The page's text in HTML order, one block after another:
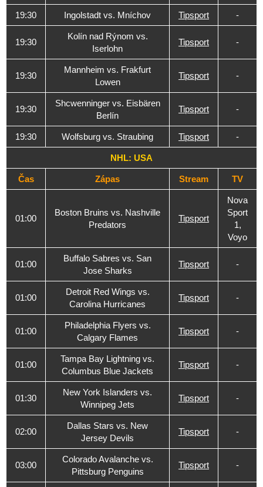
19:30 Ingolstadt vs. Mníchov Tipsport -
19:30
Kolín nad Rýnom vs.
Iserlohn
Tipsport -
19:30
Mannheim vs. Frakfurt
Lowen
Tipsport -
19:30
Shcwenninger vs. Eisbären
Berlín
Tipsport -
19:30 Wolfsburg vs. Straubing Tipsport -
NHL: USA
Čas Zápas Stream TV
01:00
Boston Bruins vs. Nashville
Predators
Tipsport
Nova
Sport
1,
Voyo
01:00
Buffalo Sabres vs. San
Jose Sharks
Tipsport -
01:00
Detroit Red Wings vs.
Carolina Hurricanes
Tipsport -
01:00
Philadelphia Flyers vs.
Calgary Flames
Tipsport -
01:00
Tampa Bay Lightning vs.
Columbus Blue Jackets
Tipsport -
01:30
New York Islanders vs.
Winnipeg Jets
Tipsport -
02:00
Dallas Stars vs. New
Jersey Devils
Tipsport -
03:00
Colorado Avalanche vs.
Pittsburg Penguins
Tipsport -